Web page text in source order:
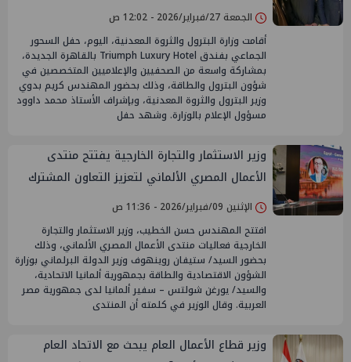
الجمعة 27/فبراير/2026 - 12:02 ص
أقامت وزارة البترول والثروة المعدنية، اليوم، حفل السحور
الجماعي بفندق Triumph Luxury Hotel بالقاهرة الجديدة،
بمشاركة واسعة من الصحفيين والإعلاميين المتخصصين في
شؤون البترول والطاقة، وذلك بحضور المهندس كريم بدوي
وزير البترول والثروة المعدنية، وبإشراف الأستاذ محمد داوود
مسؤول الإعلام بالوزارة. وشهد حفل
وزير الاستثمار والتجارة الخارجية يفتتح منتدى
الأعمال المصري الألماني لتعزيز التعاون المشترك
الإثنين 09/فبراير/2026 - 11:36 ص
افتتح المهندس حسن الخطيب، وزير الاستثمار والتجارة
الخارجية فعاليات منتدى الأعمال المصري الألماني، وذلك
بحضور السيد/ ستيفان روينهوف وزير الدولة البرلماني بوزارة
الشؤون الاقتصادية والطاقة بجمهورية ألمانيا الاتحادية،
والسيد/ يورغن شولتس – سفير ألمانيا لدى جمهورية مصر
العربية. وقال الوزير في كلمته أن المنتدى
وزير قطاع الأعمال العام يبحث مع الاتحاد العام